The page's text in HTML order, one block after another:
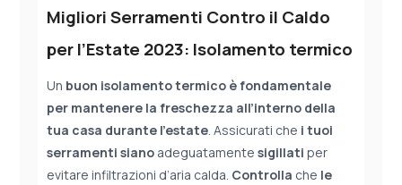
Migliori Serramenti Contro il Caldo
per l’Estate 2023: Isolamento termico
Un buon isolamento termico è fondamentale
per mantenere la freschezza all’interno della
tua casa durante l’estate. Assicurati che i tuoi
serramenti siano adeguatamentesigillati per
evitare infiltrazioni d’aria calda. Controlla che le